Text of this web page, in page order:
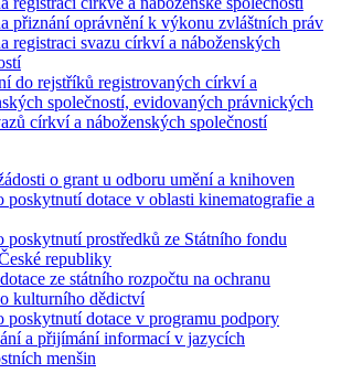
přiznání oprávnění k výkonu zvláštních práv
registraci svazu církví a náboženských
do rejstříků registrovaných církví a
společností, evidovaných právnických
církví a náboženských společností
o grant u odboru umění a knihoven
poskytnutí dotace v oblasti kinematografie a
poskytnutí prostředků ze Státního fondu
republiky
ze státního rozpočtu na ochranu
kulturního dědictví
poskytnutí dotace v programu podpory
a přijímání informací v jazycích
menšin